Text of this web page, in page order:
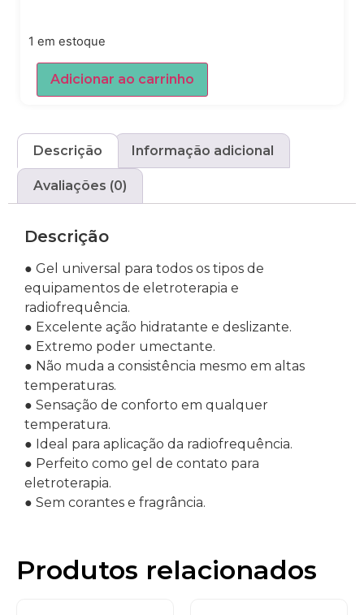
1 em estoque
Adicionar ao carrinho
Descrição Informação adicional
Avaliações (0)
Descrição
● Gel universal para todos os tipos de
equipamentos de eletroterapia e
radiofrequência.
● Excelente ação hidratante e deslizante.
● Extremo poder umectante.
● Não muda a consistência mesmo em altas
temperaturas.
● Sensação de conforto em qualquer
temperatura.
● Ideal para aplicação da radiofrequência.
● Perfeito como gel de contato para
eletroterapia.
● Sem corantes e fragrância.
Produtos relacionados